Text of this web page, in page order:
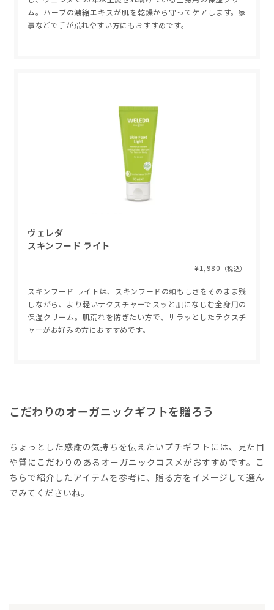
ム。ハーブの濃縮エキスが肌を乾燥から守ってケアします。家
事などで手が荒れやすい方にもおすすめです。
ヴェレダ
スキンフード ライト
¥1,980 （税込）
スキンフード ライトは、スキンフードの頼もしさをそのまま残
しながら、より軽いテクスチャーでスッと肌になじむ全身用の
保湿クリーム。肌荒れを防ぎたい方で、サラッとしたテクスチ
ャーがお好みの方におすすめです。
こだわりのオーガニックギフトを贈ろう
ちょっとした感謝の気持ちを伝えたいプチギフトには、見た目
や質にこだわりのあるオーガニックコスメがおすすめです。こ
ちらで紹介したアイテムを参考に、贈る方をイメージして選ん
でみてくださいね。